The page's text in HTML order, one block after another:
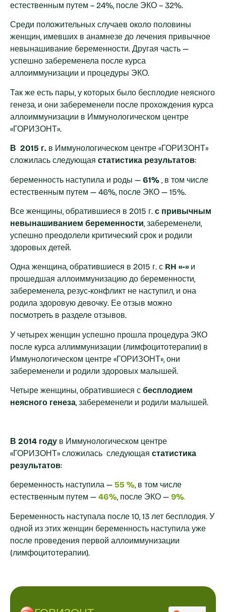
естественным путем – 24%, после ЭКО – 32%.
Среди положительных случаев около половины
женщин, имевших в анамнезе до лечения привычное
невынашивание беременности. Другая часть —
успешно забеременела после курса
аллоиммунизации и процедуры ЭКО.
Так же есть пары, у которых было бесплодие неясного
генеза, и они забеременели после прохождения курса
аллоиммунизации в Иммунологическом центре
«ГОРИЗОНТ».
В 2015 г. в Иммунологическом центре «ГОРИЗОНТ»
сложилась следующая статистика результатов:
беременность наступила и роды — 61% , в том числе
естественным путем — 46%, после ЭКО — 15%.
Все женщины, обратившиеся в 2015 г. с привычным
невынашиванием беременности, забеременели,
успешно преодолели критический срок и родили
здоровых детей.
Одна женщина, обратившиеся в 2015 г. с RH «-» и
прошедшая аллоиммунизацию до беременности,
забеременела, резус-конфликт не наступил, и она
родила здоровую девочку. Ее отзыв можно
посмотреть в разделе отзывов.
У четырех женщин успешно прошла процедура ЭКО
после курса аллиммунизации (лимфоцитотерапии) в
Иммунологическом центре «ГОРИЗОНТ», они
забеременели и родили здоровых малышей.
Четыре женщины, обратившиеся с бесплодием
неясного генеза, забеременели и родили малышей.
В 2014 году в Иммунологическом центре
«ГОРИЗОНТ» сложилась следующая статистика
результатов:
беременность наступила — 55 %, в том числе
естественным путем — 46%, после ЭКО — 9%.
Беременность наступала после 10, 13 лет бесплодия. У
одной из этих женщин беременность наступила уже
после проведения первой аллоиммунизации
(лимфоцитотерапии).